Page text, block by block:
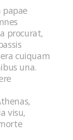
procurat,
cuiquam
una.
visu,